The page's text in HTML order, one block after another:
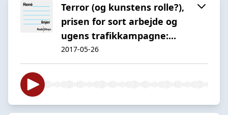
Terror (og kunstens rolle?),
prisen for sort arbejde og
ugens trafikkampagne:...
2017-05-26